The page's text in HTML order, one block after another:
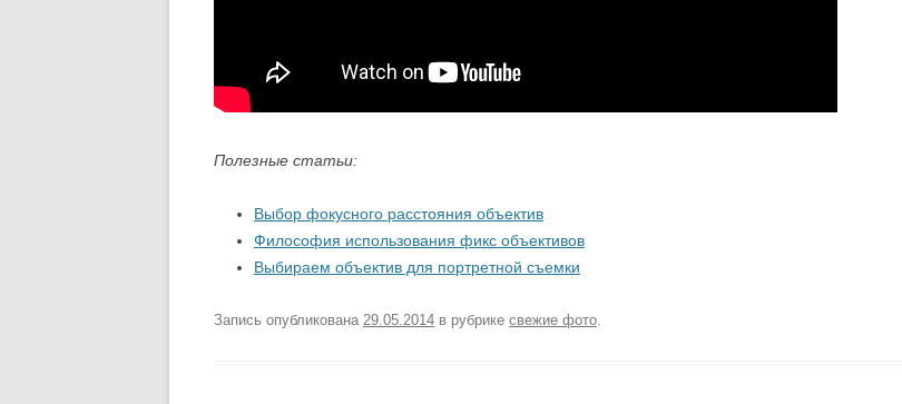
Полезные статьи:
Выбор фокусного расстояния объектив
Философия использования фикс объективов
Выбираем объектив для портретной съемки
Запись опубликована 29.05.2014 в рубрике свежие фото.